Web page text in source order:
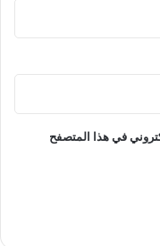
في هذا المتصفح